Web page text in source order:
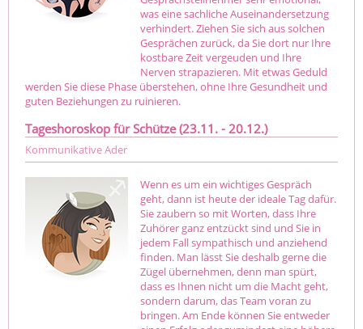
was eine sachliche Auseinandersetzung
verhindert. Ziehen Sie sich aus solchen
Gesprächen zurück, da Sie dort nur Ihre
kostbare Zeit vergeuden und Ihre
Nerven strapazieren. Mit etwas Geduld
werden Sie diese Phase überstehen, ohne Ihre Gesundheit und
guten Beziehungen zu ruinieren.
Tageshoroskop für Schütze (23.11. - 20.12.)
Kommunikative Ader
Wenn es um ein wichtiges Gespräch
geht, dann ist heute der ideale Tag dafür.
Sie zaubern so mit Worten, dass Ihre
Zuhörer ganz entzückt sind und Sie in
jedem Fall sympathisch und anziehend
finden. Man lässt Sie deshalb gerne die
Zügel übernehmen, denn man spürt,
dass es Ihnen nicht um die Macht geht,
sondern darum, das Team voran zu
bringen. Am Ende können Sie entweder